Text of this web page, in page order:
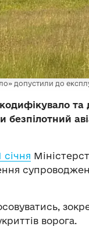
допустили до
та
безпілотний
січня
ворога.